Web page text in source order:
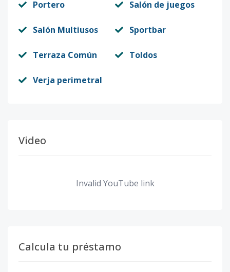
Portero Salón de juegos
Salón Multiusos Sportbar
Terraza Común Toldos
Verja perimetral
Video
Invalid YouTube link
Calcula tu préstamo